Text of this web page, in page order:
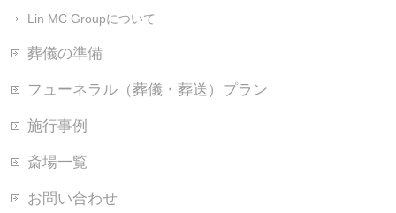
Lin MC Groupについて
葬儀の準備
フューネラル（葬儀・葬送）プラン
施行事例
斎場一覧
お問い合わせ